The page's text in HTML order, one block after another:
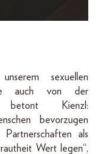
sexuellen
auch von der
betont Kienzl:
bevorzugen
Partnerschaften als
Wert legen“,